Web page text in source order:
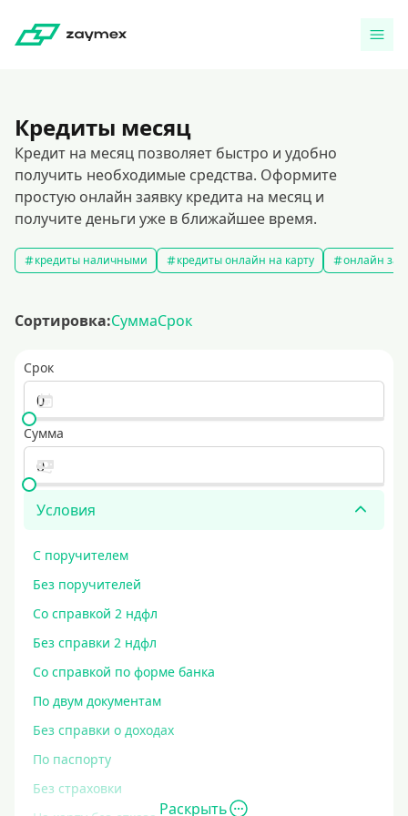
Кредиты месяц
Кредит на месяц позволяет быстро и удобно
получить необходимые средства. Оформите
простую онлайн заявку кредита на месяц и
получите деньги уже в ближайшее время.
кредиты наличными кредиты онлайн на карту онлайн
Сортировка:СуммаСрок
Срок
Сумма
Условия
С поручителем
Без поручителей
Со справкой 2 ндфл
Без справки 2 ндфл
Со справкой по форме банка
По двум документам
Без справки о доходах
По паспорту
Без страховки
Раскрыть